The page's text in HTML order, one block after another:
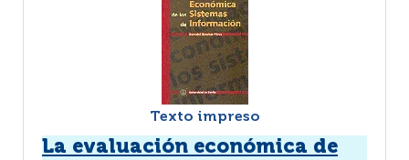
Texto impreso
La evaluación económica de